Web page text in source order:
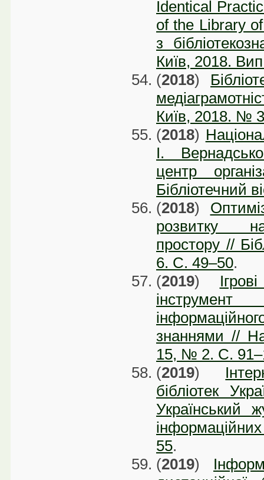
Identical
of the Library
з
Київ, 2018.
(2018)
Київ, 2018. №
(2018)
І.
центр
Бібліотечний
(2018)
розвитку
простору //
6. C. 49–50.
(2019)
знаннями //
15, № 2. C.
(2019)
бібліотек
Український
55.
(2019)